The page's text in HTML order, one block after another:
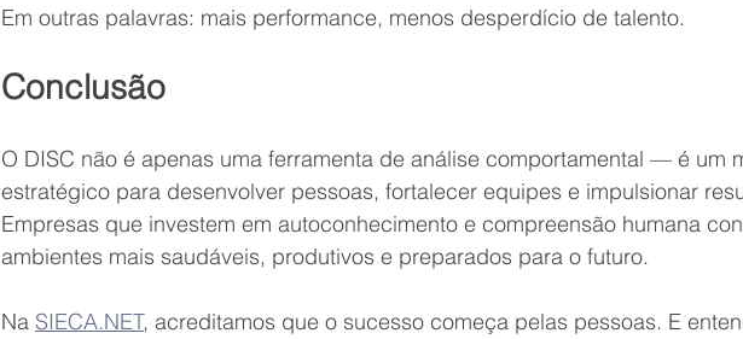
Em outras palavras: mais performance, menos desperdício de talento.
Conclusão
O DISC não é apenas uma ferramenta de análise comportamental — é um
estratégico para desenvolver pessoas, fortalecer equipes e impulsionar
Empresas que investem em autoconhecimento e compreensão humana
ambientes mais saudáveis, produtivos e preparados para o futuro.
Na SIECA.NET, acreditamos que o sucesso começa pelas pessoas. E